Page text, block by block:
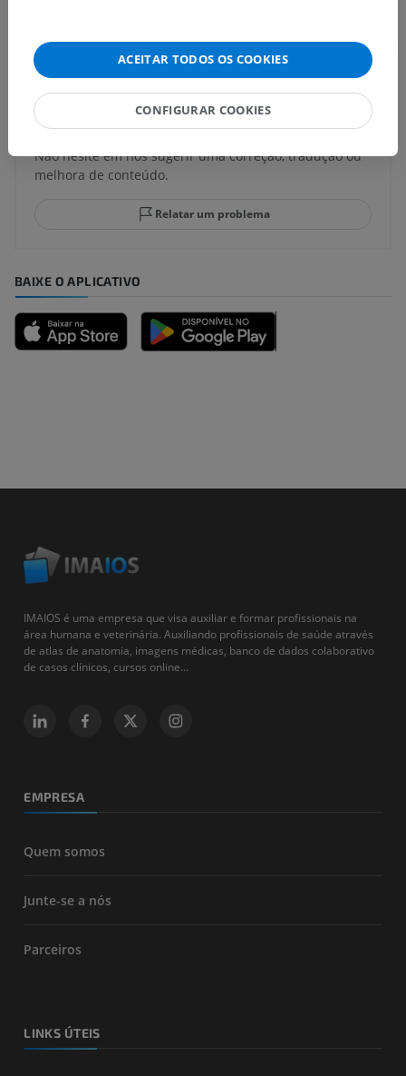
Traduções
Encontrou um erro?
Não hesite em nos sugerir uma correção, tradução ou
melhora de conteúdo.
Relatar um problema
BAIXE O APLICATIVO
IMAIOS é uma empresa que visa auxiliar e formar profissionais na
área humana e veterinária. Auxiliando profissionais de saúde através
de atlas de anatomia, imagens médicas, banco de dados colaborativo
de casos clínicos, cursos online...
EMPRESA
Quem somos
Junte-se a nós
Parceiros
LINKS ÚTEIS
ACEITAR TODOS OS COOKIES
CONFIGURAR COOKIES